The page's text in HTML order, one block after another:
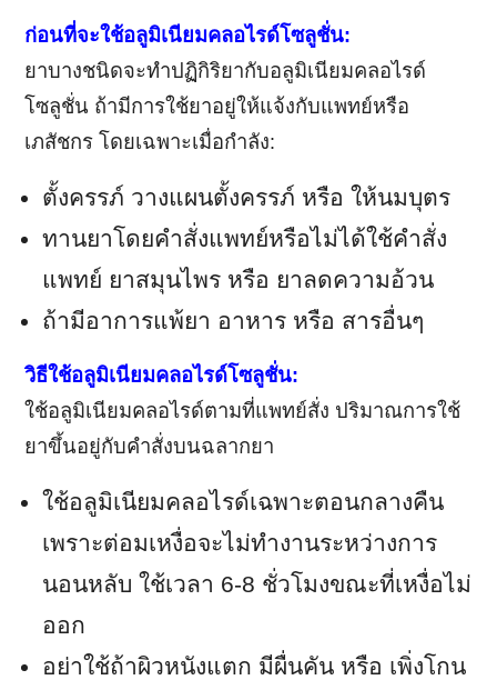
ก่อนที่จะใช้อลูมิเนียมคลอไรด์โซลูชั่น:
ยาบางชนิดจะทำปฏิกิริยากับอลูมิเนียมคลอไรด์
โซลูชั่น ถ้ามีการใช้ยาอยู่ให้แจ้งกับแพทย์หรือ
เภสัชกร โดยเฉพาะเมื่อกำลัง:
ตั้งครรภ์ วางแผนตั้งครรภ์ หรือ ให้นมบุตร
ทานยาโดยคำสั่งแพทย์หรือไม่ได้ใช้คำสั่ง
แพทย์ ยาสมุนไพร หรือ ยาลดความอ้วน
ถ้ามีอาการแพ้ยา อาหาร หรือ สารอื่นๆ
วิธีใช้อลูมิเนียมคลอไรด์โซลูชั่น:
ใช้อลูมิเนียมคลอไรด์ตามที่แพทย์สั่ง ปริมาณการใช้
ยาขึ้นอยู่กับคำสั่งบนฉลากยา
ใช้อลูมิเนียมคลอไรด์เฉพาะตอนกลางคืน
เพราะต่อมเหงื่อจะไม่ทำงานระหว่างการ
นอนหลับ ใช้เวลา 6-8 ชั่วโมงขณะที่เหงื่อไม่
ออก
อย่าใช้ถ้าผิวหนังแตก มีผื่นคัน หรือ เพิ่งโกน